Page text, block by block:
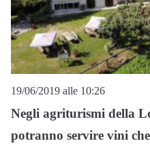
19/06/2019 alle 10:26
Negli agriturismi della
potranno servire vini